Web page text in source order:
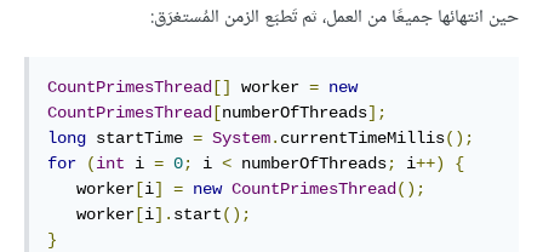
حين انتهائها جميعًا من العمل، ثم تَطبَع الزمن المُستغرَق:
CountPrimesThread [] worker = new
CountPrimesThread [numberOfThreads];
long startTime = System. currentTimeMillis();
for
(int i = 0; i < numberOfThreads; i++)
{
   worker
[i] = new CountPrimesThread();
   worker
[i]. start();
}